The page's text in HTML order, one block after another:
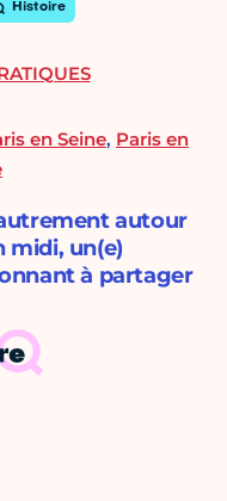
Histoire
en Seine, Paris en
autour
midi, un(e)
à partager